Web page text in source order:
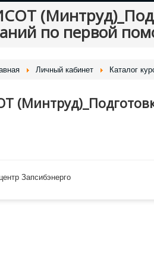
по первой
Личный кабинет Каталог
Запсибэнерго